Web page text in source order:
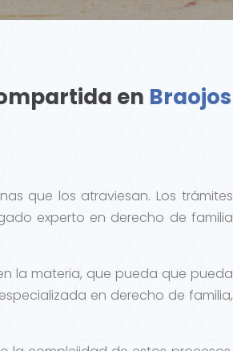
en Braojos
que los atraviesan. Los trámites
experto en derecho de familia
la materia, que pueda que pueda
en derecho de familia,